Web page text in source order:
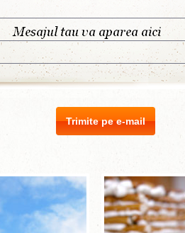
Trimite pe e-mail